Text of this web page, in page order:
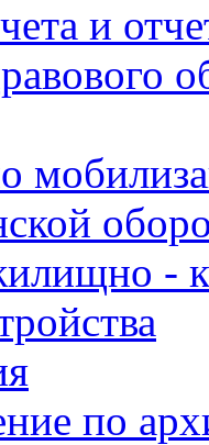
и
-
по